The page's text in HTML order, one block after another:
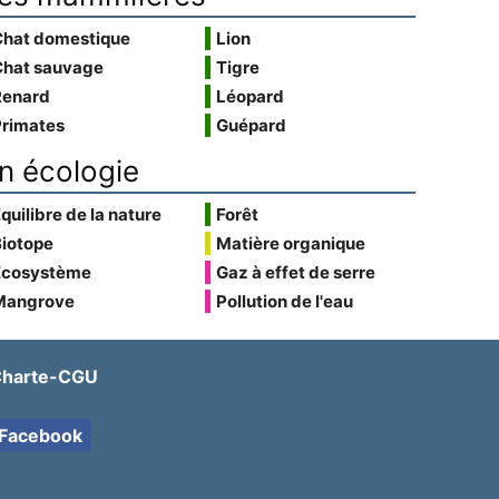
domestique
sauvage
Lion
Tigre
Léopard
Guépard
écologie
de la nature
Forêt
Matière organique
Gaz à effet de serre
Pollution de l'eau
CGU
Facebook